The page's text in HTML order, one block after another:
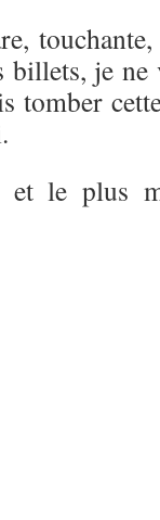
billets, je
tomber
le plus